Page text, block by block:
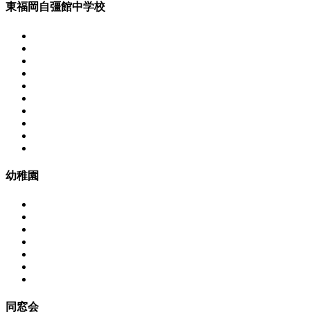
東福岡自彊館中学校
幼稚園
同窓会